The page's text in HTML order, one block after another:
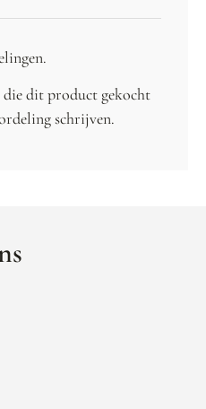
dit product gekocht
schrijven.